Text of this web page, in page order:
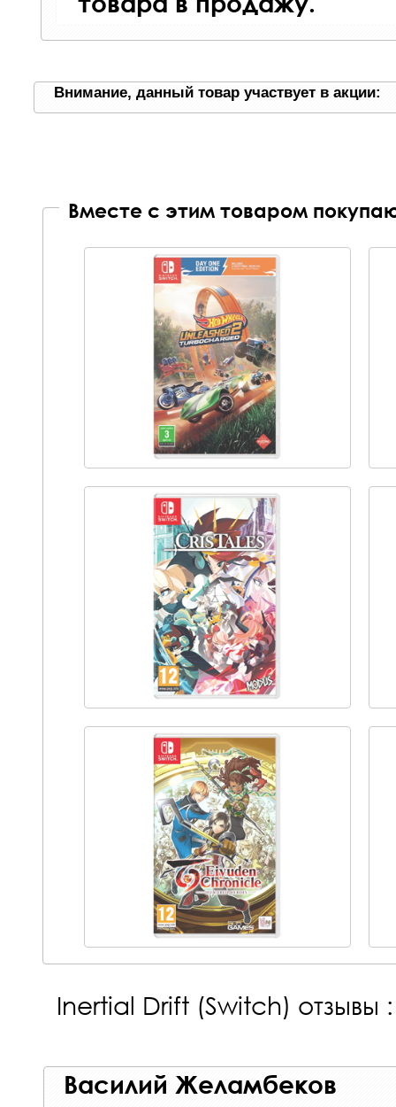
Внимание, данный товар участвует в акции:
Вместе с этим товаром
Inertial Drift (Switch) отзывы
Василий Желамбеков